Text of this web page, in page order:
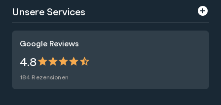
Google Reviews
4.8
184 Rezensionen
Über uns
Presse
Nachhaltigkeit
Blog
Unsere Services
Zertifizierungen